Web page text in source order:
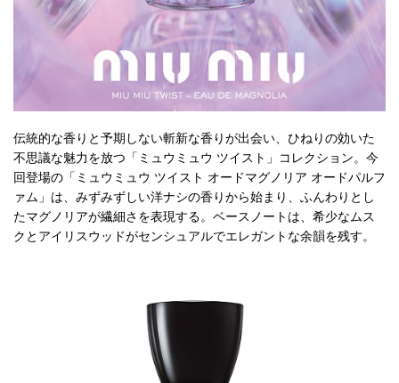
伝統的な香りと予期しない斬新な香りが出会い、ひねりの効いた
不思議な魅力を放つ「ミュウミュウ ツイスト」コレクション。今
回登場の「ミュウミュウ ツイスト オードマグノリア オードパルフ
ァム」は、みずみずしい洋ナシの香りから始まり、ふんわりとし
たマグノリアが繊細さを表現する。ベースノートは、希少なムス
クとアイリスウッドがセンシュアルでエレガントな余韻を残す。